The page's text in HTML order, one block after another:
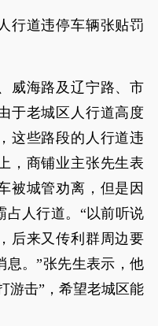
行道违停车辆张贴罚
威海路及辽宁路、市
于老城区人行道高度
这些路段的人行道违
，商铺业主张先生表
被城管劝离，但是因
占人行道。“以前听说
后来又传利群周边要
息。”张先生表示，他
游击”，希望老城区能